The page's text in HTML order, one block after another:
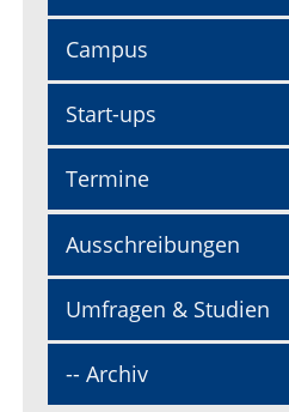
Campus
Start-ups
Termine
Ausschreibungen
Umfragen & Studien
-- Archiv